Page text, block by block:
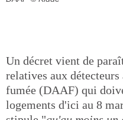
Un décret vient de
relatives aux
fumée (DAAF) qui
logements d'ici au 8